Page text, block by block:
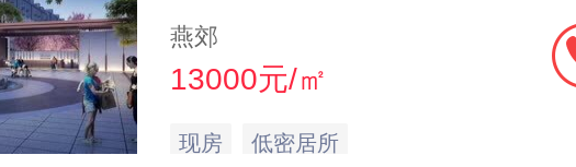
燕郊
13000元/㎡
现房 低密居所